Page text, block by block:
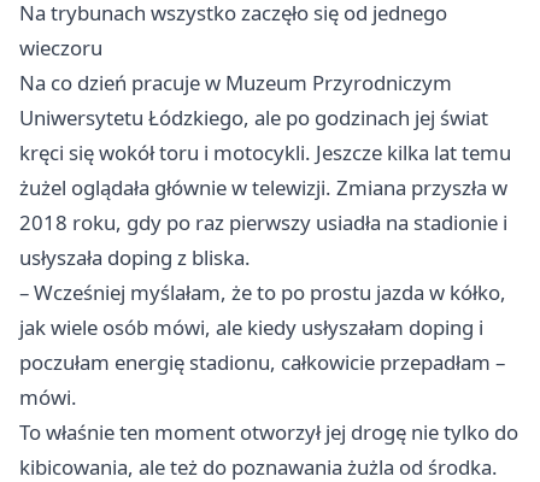
Na trybunach wszystko zaczęło się od jednego
wieczoru
Na co dzień pracuje w Muzeum Przyrodniczym
Uniwersytetu Łódzkiego, ale po godzinach jej świat
kręci się wokół toru i motocykli. Jeszcze kilka lat temu
żużel oglądała głównie w telewizji. Zmiana przyszła w
2018 roku, gdy po raz pierwszy usiadła na stadionie i
usłyszała doping z bliska.
– Wcześniej myślałam, że to po prostu jazda w kółko,
jak wiele osób mówi, ale kiedy usłyszałam doping i
poczułam energię stadionu, całkowicie przepadłam –
mówi.
To właśnie ten moment otworzył jej drogę nie tylko do
kibicowania, ale też do poznawania żużla od środka.